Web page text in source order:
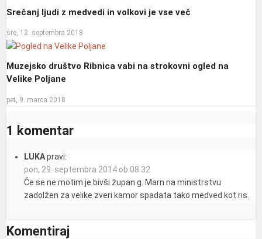
Srečanj ljudi z medvedi in volkovi je vse več
sre, 12. septembra 2018
Muzejsko društvo Ribnica vabi na strokovni ogled na
Velike Poljane
pet, 9. marca 2018
1 komentar
LUKA pravi:
pon, 29. septembra 2014 ob 08:32
Če se ne motim je bivši župan g. Marn na ministrstvu
zadolžen za velike zveri kamor spadata tako medved kot ris.
Komentiraj